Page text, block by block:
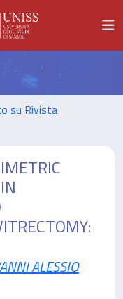
su Rivista
ALESSIO